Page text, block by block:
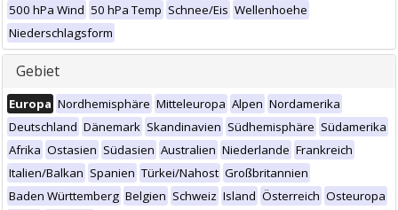
500 hPa Wind 50 hPa Temp Schnee/Eis Wellenhoehe
Niederschlagsform
Gebiet
Europa Nordhemisphäre Mitteleuropa Alpen Nordamerika
Deutschland Dänemark Skandinavien Südhemisphäre Südamerika
Afrika Ostasien Südasien Australien Niederlande Frankreich
Italien/Balkan Spanien Türkei/Nahost Großbritannien
Baden Württemberg Belgien Schweiz Island Österreich Osteuropa